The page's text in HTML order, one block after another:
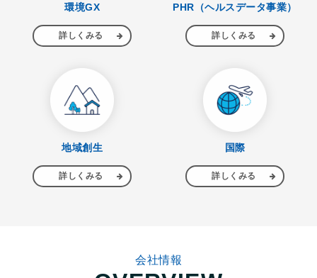
環境GX
詳しくみる
PHR（ヘルスデータ事業）
詳しくみる
地域創生
詳しくみる
国際
詳しくみる
会社情報